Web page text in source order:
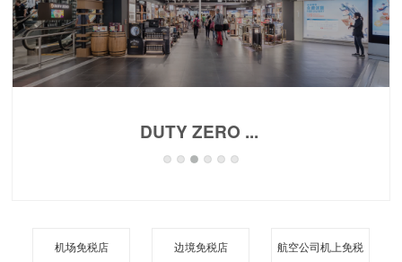
DUTY ZERO ...
机场免税店 边境免税店 航空公司机上免税